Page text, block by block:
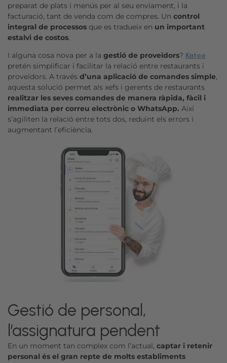
preparat de plats i menús per al seu enviament, i la
facturació, tant de venda com de compres. Un control
integral de processos que es tradueix en un important
estalvi de costos.
I alguna cosa nova per a la gestió de proveïdors? Katoo
pretén simplificar i facilitar la relació entre restaurants i
proveïdors. A través d’una aplicació de comandes simple,
aquesta solució permet als xefs i gerents de restaurants
realitzar les seves comandes de manera ràpida, fàcil i
immediata per correu electrònic o WhatsApp. Així
s’agiliten la relació entre tots dos, reduint els errors i
augmentant l’eficiència.
Gestió de personal,
l’assignatura pendent
En un moment tan complex com l’actual, captar i retenir
personal és el gran repte de molts establiments